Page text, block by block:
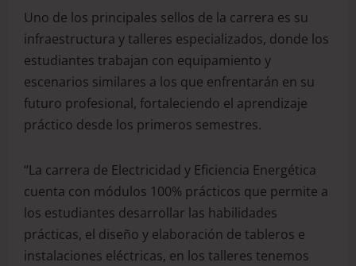
Uno de los principales sellos de la carrera es su
infraestructura y talleres especializados, donde los
estudiantes trabajan con equipamiento y
escenarios similares a los que enfrentarán en su
futuro profesional, fortaleciendo el aprendizaje
práctico desde los primeros semestres.
“La carrera de Electricidad y Eficiencia Energética
cuenta con módulos 100% prácticos que permite a
los estudiantes desarrollar las habilidades
prácticas, el diseño y elaboración de tableros e
instalaciones eléctricas, en los talleres tenemos